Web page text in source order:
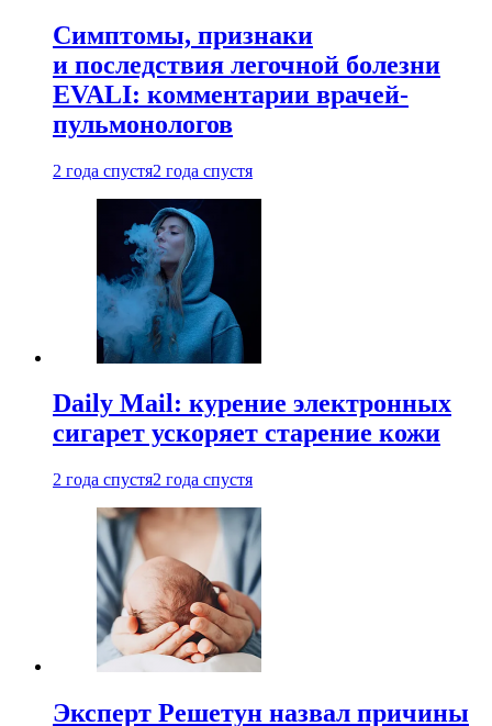
Симптомы, признаки
и последствия легочной болезни
EVALI: комментарии врачей-
пульмонологов
2 года спустя2 года спустя
Daily Mail: курение электронных
сигарет ускоряет старение кожи
2 года спустя2 года спустя
Эксперт Решетун назвал причины